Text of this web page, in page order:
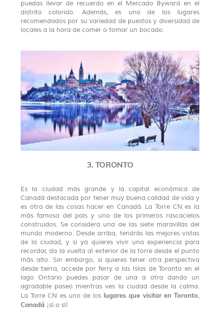
puedas llevar de recuerdo en el Mercado Byward en el
distrito colorido. Además, es uno de los lugares
recomendados por su variedad de puestos y diversidad de
locales a la hora de comer o tomar un bocado.
3. TORONTO
Es la ciudad más grande y la capital económica de
Canadá destacada por tener muy buena calidad de vida y
es otra de las cosas hacer en Canadá. La Torre CN es la
más famosa del país y uno de los primeros rascacielos
construidos. Se considera una de las siete maravillas del
mundo moderno. Desde arriba, tendrás las mejores vistas
de la ciudad, y si ya quieres vivir una experiencia para
recordar, da la vuelta al exterior de la torre desde el punto
más alto. Sin embargo, si quieres tener otra perspectiva
desde tierra, accede por ferry a las Islas de Toronto en el
lago Ontario puedes pasar de una a otra dando un
agradable paseo mientras ves la ciudad desde la calma.
La Torre CN es uno de los lugares que visitar en Toronto,
Canadá ¡sí o sí!